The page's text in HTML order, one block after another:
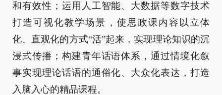
和有效性；运用人工智能、大数据等数字技术
打造可视化教学场景，使思政课内容以立体
化、直观化的方式“活”起来，实现理论知识的沉
浸式传播；构建青年话语体系，通过情境化叙
事实现理论话语的通俗化、大众化表达，打造
入脑入心的精品课程。